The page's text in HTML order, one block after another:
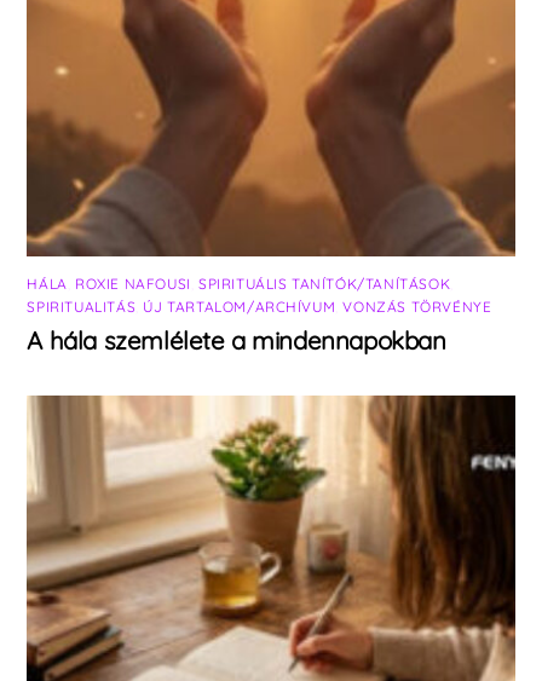
HÁLA ROXIE NAFOUSI SPIRITUÁLIS TANÍTÓK/TANÍTÁSOK
SPIRITUALITÁS ÚJ TARTALOM/ARCHÍVUM ,VONZÁS TÖRVÉNYE
A hála szemlélete a mindennapokban